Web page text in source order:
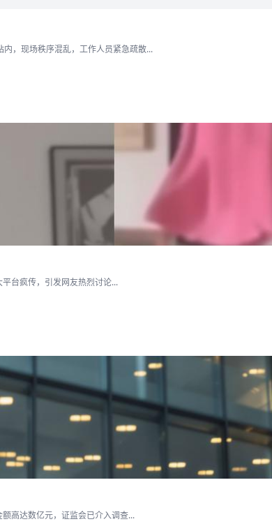
，现场秩序混乱，工作人员紧急疏散...
台疯传，引发网友热烈讨论...
高达数亿元，证监会已介入调查...